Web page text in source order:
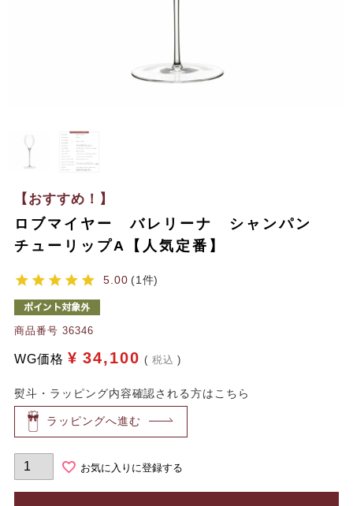
【おすすめ！】
ロブマイヤー バレリーナ シャンパン
チューリップA【人気定番】
5.00 1
商品番号 36346
WG価格 ¥ 34,100 税込
熨斗・ラッピング内容確認される方はこちら
ラッピングへ進む
お気に入りに登録する